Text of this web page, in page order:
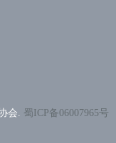
会. 蜀ICP备06007965号